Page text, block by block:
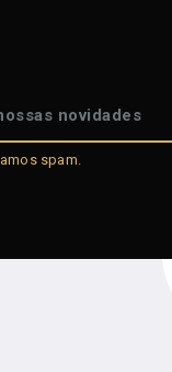
spam.